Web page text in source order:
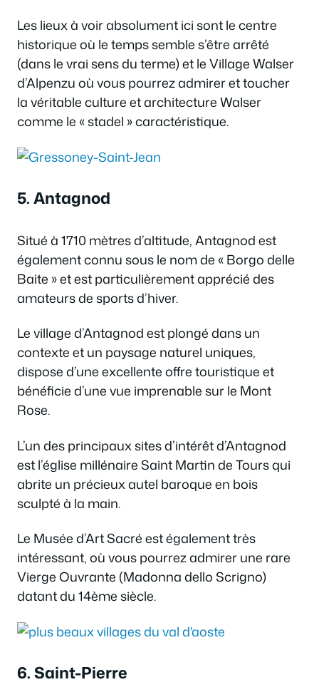
Les lieux à voir absolument ici sont le centre
historique où le temps semble s’être arrêté
(dans le vrai sens du terme) et le Village Walser
d’Alpenzu où vous pourrez admirer et toucher
la véritable culture et architecture Walser
comme le « stadel » caractéristique.
5. Antagnod
Situé à 1710 mètres d’altitude, Antagnod est
également connu sous le nom de « Borgo delle
Baite » et est particulièrement apprécié des
amateurs de sports d’hiver.
Le village d’Antagnod est plongé dans un
contexte et un paysage naturel uniques,
dispose d’une excellente offre touristique et
bénéficie d’une vue imprenable sur le Mont
Rose.
L’un des principaux sites d’intérêt d’Antagnod
est l’église millénaire Saint Martin de Tours qui
abrite un précieux autel baroque en bois
sculpté à la main.
Le Musée d’Art Sacré est également très
intéressant, où vous pourrez admirer une rare
Vierge Ouvrante (Madonna dello Scrigno)
datant du 14ème siècle.
6. Saint-Pierre